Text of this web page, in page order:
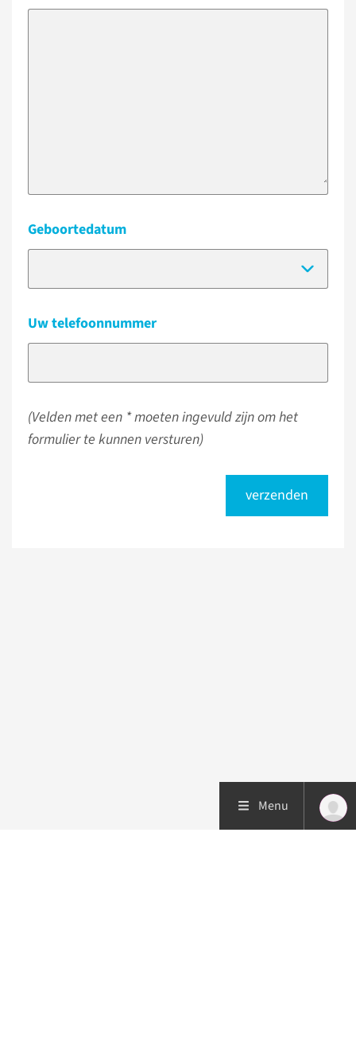
Geboortedatum
Uw telefoonnummer
(Velden met een * moeten ingevuld zijn om het
formulier te kunnen versturen)
verzenden
Menu